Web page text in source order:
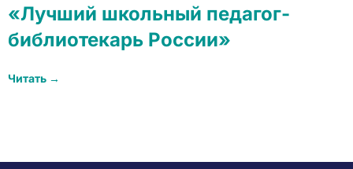
«Лучший школьный педагог-
библиотекарь России»
Читать →